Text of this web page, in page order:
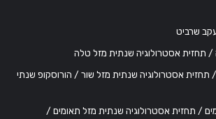
שרביט
2026 שור / תחזית אסטרולוגיה שנתית מזל שור / הורוסקופ שנתי
2026 תאומים / תחזית אסטרולוגיה שנתית מזל תאומים /